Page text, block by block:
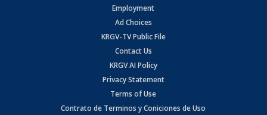
Employment
Ad Choices
KRGV-TV Public File
Contact Us
KRGV AI Policy
Privacy Statement
Terms of Use
Contrato de Terminos y Coniciones de Uso